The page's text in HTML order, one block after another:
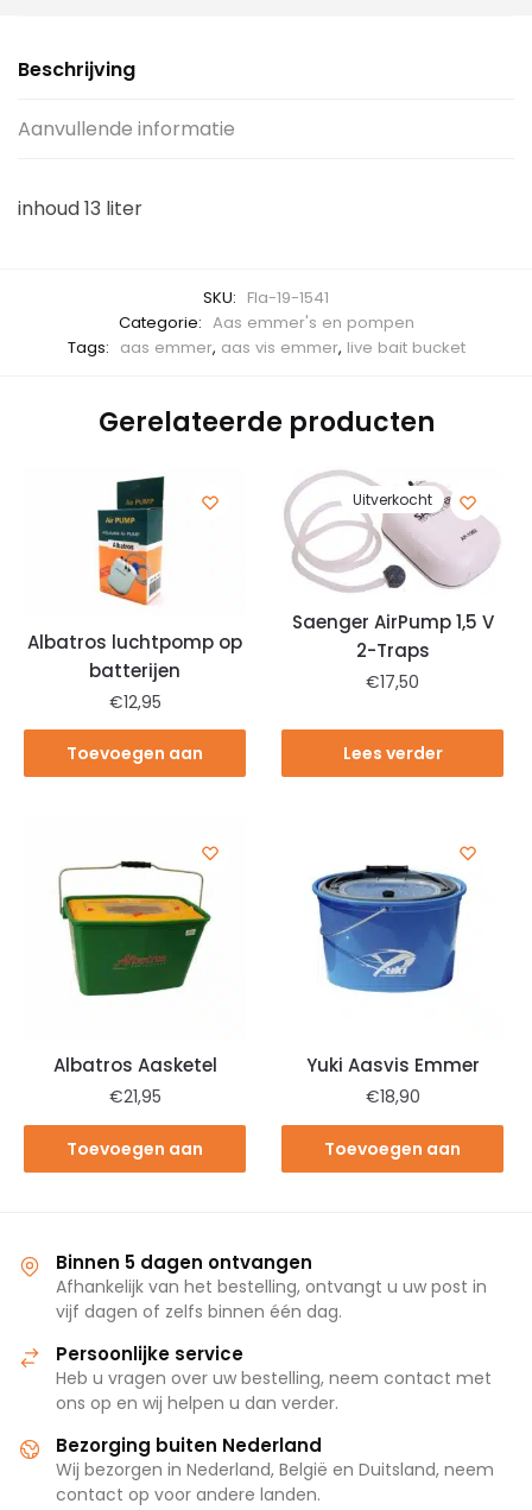
Beschrijving
Aanvullende informatie
inhoud 13 liter
SKU: Fla-19-1541
Categorie: Aas emmer's en pompen
Tags: aas emmer, aas vis emmer, live bait bucket
Gerelateerde producten
Albatros luchtpomp op
batterijen
€12,95
Toevoegen aan
Uitverkocht
Saenger AirPump 1,5 V
2-Traps
€17,50
Lees verder
Albatros Aasketel
€21,95
Toevoegen aan
Yuki Aasvis Emmer
€18,90
Toevoegen aan
Binnen 5 dagen ontvangen
Afhankelijk van het bestelling, ontvangt u uw post in
vijf dagen of zelfs binnen één dag.
Persoonlijke service
Heb u vragen over uw bestelling, neem contact met
ons op en wij helpen u dan verder.
Bezorging buiten Nederland
Wij bezorgen in Nederland, België en Duitsland, neem
contact op voor andere landen.